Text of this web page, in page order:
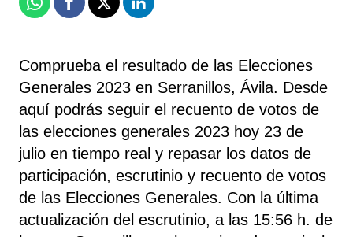
WhatsappFacebook
X Linkedin
Comprueba el resultado de las Elecciones
Generales 2023 en Serranillos, Ávila. Desde
aquí podrás seguir el recuento de votos de
las elecciones generales 2023 hoy 23 de
julio en tiempo real y repasar los datos de
participación, escrutinio y recuento de votos
de las Elecciones Generales. Con la última
actualización del escrutinio, a las 15:56 h. de